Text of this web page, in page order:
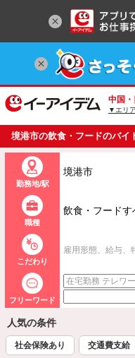
中国・
▼エリ
境港市の飲食・フードのバイ
勤務地/駅
境港市
職種
飲食・フードす
こだわり
雇用形態、給与、
フリーワード
人気の条件
社会保険あり 交通費支給